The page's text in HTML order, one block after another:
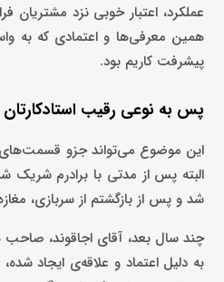
عملکرد،‌ اعتبار خوبی نزد
همین معرفی‌ها و اعتمادی که به
پیشرفت کاریم بود.
پس به نوعی رقیب
این موضوع می‌تواند جزو قسمت‌های
البته پس از مدتی با برادرم شریک
شد و پس از بازگشتم از سربازی، مغازه‌
چند سال بعد، آقای اجاقوند، صاحب
به دلیل اعتماد و علاقه‌ی ایجاد